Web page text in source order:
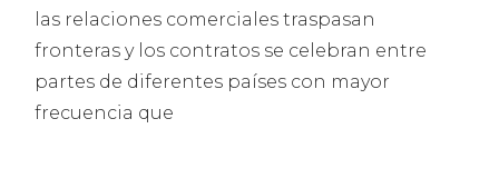
las relaciones comerciales traspasan
fronteras y los contratos se celebran entre
partes de diferentes países con mayor
frecuencia que